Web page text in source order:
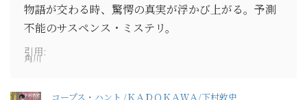
物語が交わる時、驚愕の真実が浮かび上がる。予測
不能のサスペンス・ミステリ。
引用:
角川
コープス・ハント /ＫＡＤＯＫＡＷＡ/下村敦史